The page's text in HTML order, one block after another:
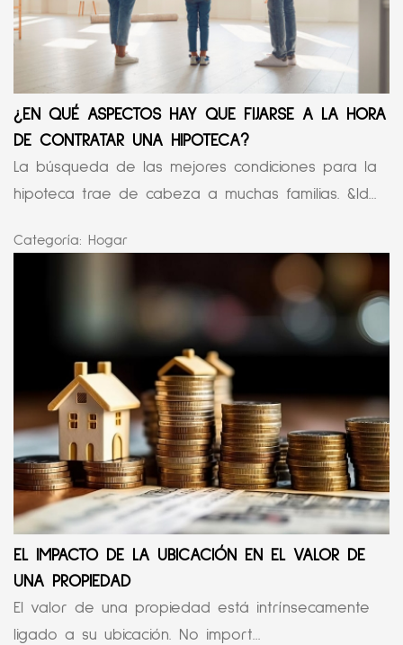
¿EN QUÉ ASPECTOS HAY QUE FIJARSE A LA HORA
DE CONTRATAR UNA HIPOTECA?
La búsqueda de las mejores condiciones para la
hipoteca trae de cabeza a muchas familias. &ld...
Categoría: Hogar
EL IMPACTO DE LA UBICACIÓN EN EL VALOR DE
UNA PROPIEDAD
El valor de una propiedad está intrínsecamente
ligado a su ubicación. No import...